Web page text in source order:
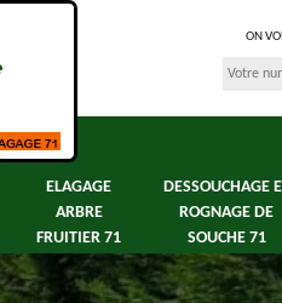
ON
ELAGAGE
ARBRE
FRUITIER 71
DESSOUCHAGE
ROGNAGE DE
SOUCHE 71